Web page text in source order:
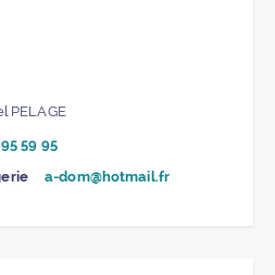
PELAGE
59 95
a-dom@hotmail.fr